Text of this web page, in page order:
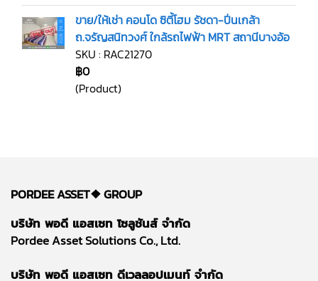
ขาย/ให้เช่า คอนโด ซิตี้โฮม รัชดา-ปิ่นเกล้า
ถ.จรัญสนิทวงศ์ ใกล้รถไฟฟ้า MRT สถานีบางอ้อ
SKU : RAC21270
฿0
(Product)
PORDEE ASSET❖GROUP
บริษัท พอดี แอสเซท โซลูชันส์ จำกัด
Pordee Asset Solutions Co., Ltd.
บริษัท พอดี แอสเซท ดีเวลลอปเมนท์ จำกัด